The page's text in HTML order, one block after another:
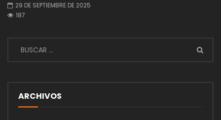
29 DE SEPTIEMBRE DE 2025
187
ARCHIVOS